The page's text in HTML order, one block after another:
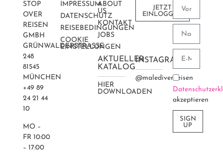
STOP
OVER
REISEN
GMBH
GRÜNWALDERSTRASSE 2
48
81545
MÜNCHEN
+49 89
24 21 44
10
MO –
FR 10:00
– 17:00
IMPRESSUM
DATENSCHUTZ
REISEBEDINGUNGEN
COOKIE
EINSTELLUNGEN
ABOUT
US
KONTAKT
JOBS
AKTUELLER
KATALOG
HIER
DOWNLOADEN
JETZT
EINLOGGEN
INSTAGRAM
@maledivenreisen
akzeptieren
SIGN
UP